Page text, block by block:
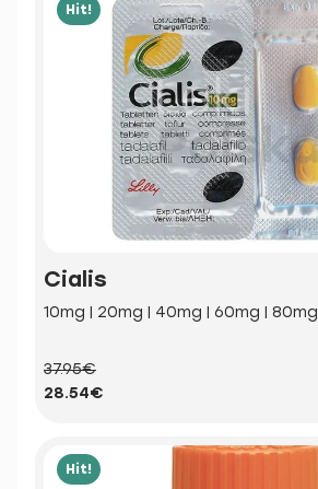
Hit!
Cialis
10mg | 20mg | 40mg | 60mg | 80mg
37.95€
28.54€
Hit!